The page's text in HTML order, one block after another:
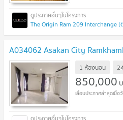
The Origin Ram 209 Interchange
A034062 Asakan City
1 ห้องนอน
850,000